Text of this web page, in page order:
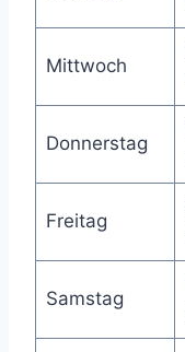
Mittwoch
Donnerstag
Freitag
Samstag